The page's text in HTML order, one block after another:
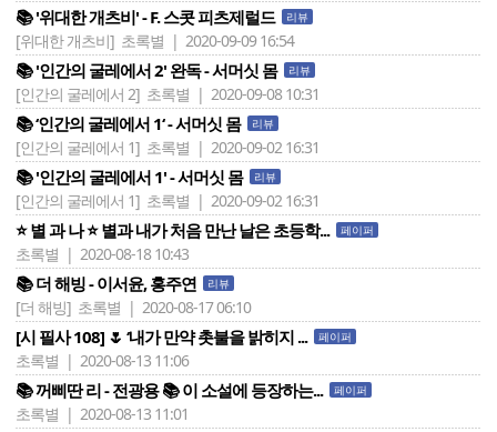
📚 '위대한 개츠비' - F. 스콧 피츠제럴드 리뷰
[위대한 개츠비] 초록별 | 2020-09-09 16:54
📚 '인간의 굴레에서 2' 완독 - 서머싯 몸 리뷰
[인간의 굴레에서 2] 초록별 | 2020-09-08 10:31
📚 ‘인간의 굴레에서 1‘ - 서머싯 몸 리뷰
[인간의 굴레에서 1] 초록별 | 2020-09-02 16:31
📚 '인간의 굴레에서 1' - 서머싯 몸 리뷰
[인간의 굴레에서 1] 초록별 | 2020-09-02 16:31
⭐ 별 과 나 ⭐ 별과 내가 처음 만난 날은 초등학... 페이퍼
초록별 | 2020-08-18 10:43
📚 더 해빙 - 이서윤, 홍주연 리뷰
[더 해빙] 초록별 | 2020-08-17 06:10
[시 필사 108] 🌷 ‘내가 만약 촛불을 밝히지 ... 페이퍼
초록별 | 2020-08-13 11:06
📚 꺼삐딴 리 - 전광용 📚 이 소설에 등장하는... 페이퍼
초록별 | 2020-08-13 11:01